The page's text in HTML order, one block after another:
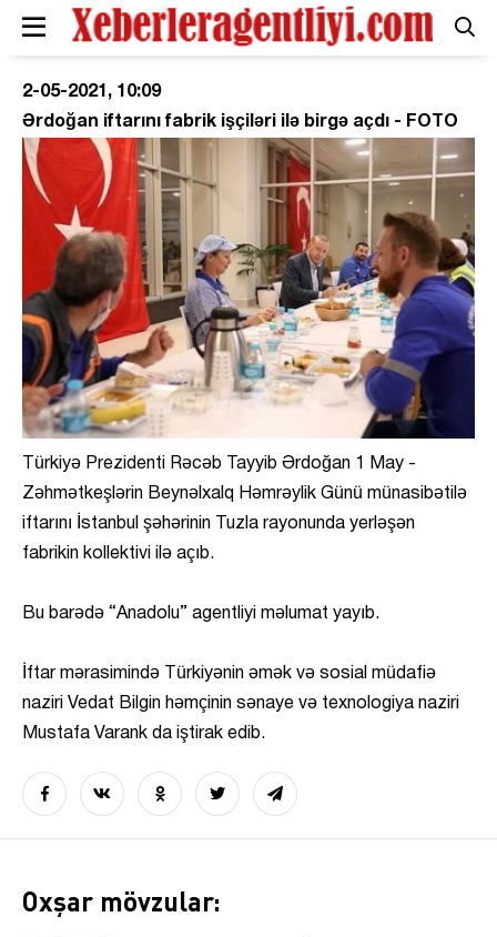
2-05-2021, 10:09
Ərdoğan iftarını fabrik işçiləri ilə birgə açdı - FOTO
Türkiyə Prezidenti Rəcəb Tayyib Ərdoğan 1 May -
Zəhmətkeşlərin Beynəlxalq Həmrəylik Günü münasibətilə
iftarını İstanbul şəhərinin Tuzla rayonunda yerləşən
fabrikin kollektivi ilə açıb.
Bu barədə “Anadolu” agentliyi məlumat yayıb.
İftar mərasimində Türkiyənin əmək və sosial müdafiə
naziri Vedat Bilgin həmçinin sənaye və texnologiya naziri
Mustafa Varank da iştirak edib.
Oxşar mövzular: